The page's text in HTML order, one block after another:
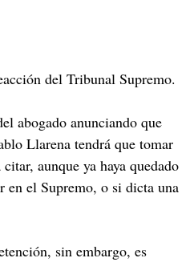
del Tribunal Supremo.
abogado anunciando que
Llarena tendrá que tomar
aunque ya haya quedado
en el Supremo, o si dicta una
sin embargo, es